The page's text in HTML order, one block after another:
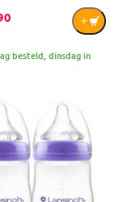
besteld, dinsdag in